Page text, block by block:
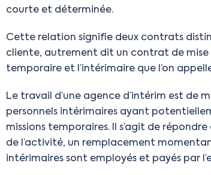
courte et déterminée.
Cette relation signifie deux contrats
cliente, autrement dit un contrat de mise
temporaire et l’intérimaire que l’on
Le travail d’une agence d’intérim est de
personnels intérimaires ayant
missions temporaires. Il s’agit de
de l’activité, un remplacement
intérimaires sont employés et payés par